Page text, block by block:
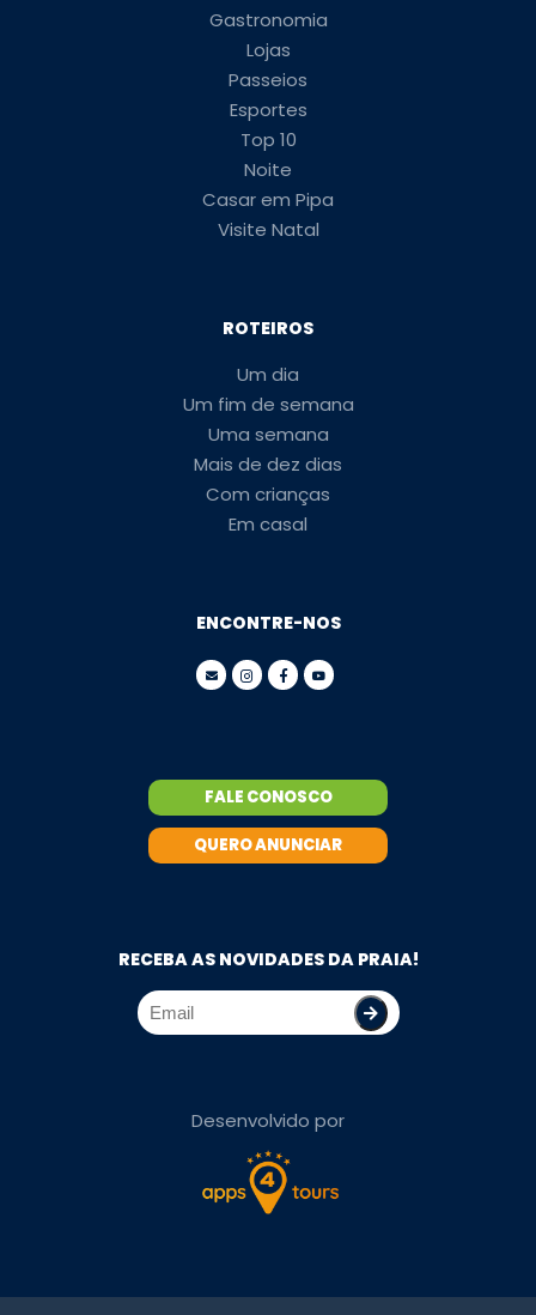
Gastronomia
Lojas
Passeios
Esportes
Top 10
Noite
Casar em Pipa
Visite Natal
ROTEIROS
Um dia
Um fim de semana
Uma semana
Mais de dez dias
Com crianças
Em casal
ENCONTRE-NOS
FALE CONOSCO
QUERO ANUNCIAR
RECEBA AS NOVIDADES DA PRAIA!
Desenvolvido por